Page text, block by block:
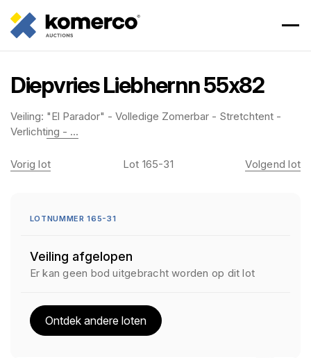
Diepvries Liebhernn 55x82
Veiling: "El Parador" - Volledige Zomerbar - Stretchtent -
Verlichting - ...
Vorig lot Lot 165-31 Volgend lot
LOTNUMMER 165-31
Veiling afgelopen
Er kan geen bod uitgebracht worden op dit lot
Ontdek andere loten